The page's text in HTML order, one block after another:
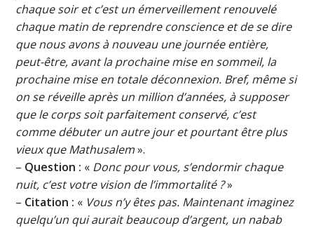
chaque soir et c’est un émerveillement renouvelé
chaque matin de reprendre conscience et de se dire
que nous avons à nouveau une journée entière,
peut-être, avant la prochaine mise en sommeil, la
prochaine mise en totale déconnexion. Bref, même si
on se réveille après un million d’années, à supposer
que le corps soit parfaitement conservé, c’est
comme débuter un autre jour et pourtant être plus
vieux que Mathusalem».
– Question : « Donc pour vous, s’endormir chaque
nuit, c’est votre vision de l’immortalité ?»
– Citation : « Vous n’y êtes pas. Maintenant imaginez
quelqu’un qui aurait beaucoup d’argent, un nabab